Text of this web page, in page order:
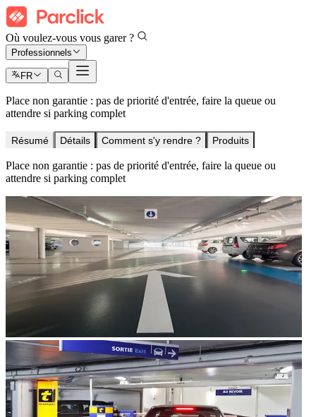
Où voulez-vous vous garer ?
Professionnels
FR
Place non garantie : pas de priorité d'entrée, faire la queue ou
attendre si parking complet
Résumé Détails Comment s'y rendre ? Produits
Place non garantie : pas de priorité d'entrée, faire la queue ou
attendre si parking complet